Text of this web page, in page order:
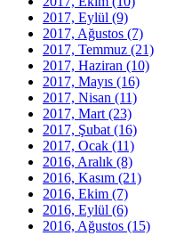
2017, Eylül (9)
2017, Ağustos (7)
2017, Temmuz (21)
2017, Haziran (10)
2017, Mayıs (16)
2017, Nisan (11)
2017, Mart (23)
2017, Şubat (16)
2017, Ocak (11)
2016, Aralık (8)
2016, Kasım (21)
2016, Ekim (7)
2016, Eylül (6)
2016, Ağustos (15)